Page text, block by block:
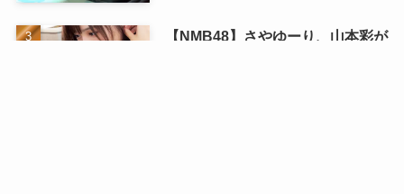
【NMB48】さやゆーり、山本彩が